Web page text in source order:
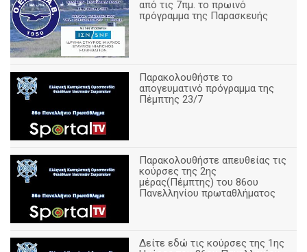
από τις 7πμ. το πρωινό
πρόγραμμα της Παρασκευής
Παρακολουθήστε το
απογευματινό πρόγραμμα της
Πέμπτης 23/7
Παρακολουθήστε απευθείας τις
κούρσες της 2ης
μέρας(Πέμπτης) του 86ου
Πανελληνίου πρωταθλήματος
Δείτε εδώ τις κούρσες της 1ης